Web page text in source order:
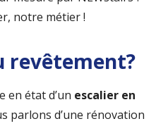
notre métier !
revêtement?
en état d’un escalier en
parlons d’une rénovation